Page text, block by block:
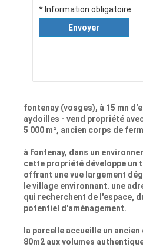
* Information obligatoire
Envoyer
fontenay (vosges), à 15 mn
aydoilles - vend propriété
5 000 m², ancien corps de
à fontenay, dans un
cette propriété développe un
offrant une vue largement
le village environnant. une
qui recherchent de l'espace,
potentiel d'aménagement.
la parcelle accueille un
80m2 aux volumes